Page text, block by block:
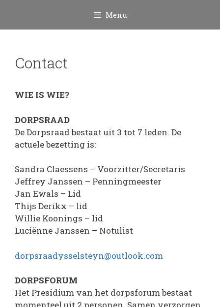
de
Menu
Contact
WIE IS WIE?
DORPSRAAD
De Dorpsraad bestaat uit 3 tot 7 leden. De
actuele bezetting is:
Sandra Claessens – Voorzitter/Secretaris
Jeffrey Janssen – Penningmeester
Jan Ewals – Lid
Thijs Derikx – lid
Willie Koonings – lid
Luciënne Janssen – Notulist
dorpsraadysselsteyn@outlook.com
DORPSFORUM
Het Presidium van het dorpsforum bestaat